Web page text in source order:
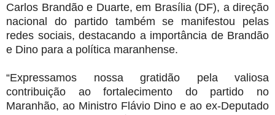
Carlos Brandão e Duarte, em Brasília (DF), a direção
nacional do partido também se manifestou pelas
redes sociais, destacando a importância de Brandão
e Dino para a política maranhense.
“Expressamos nossa gratidão pela valiosa
contribuição ao fortalecimento do partido no
Maranhão, ao Ministro Flávio Dino e ao ex-Deputado